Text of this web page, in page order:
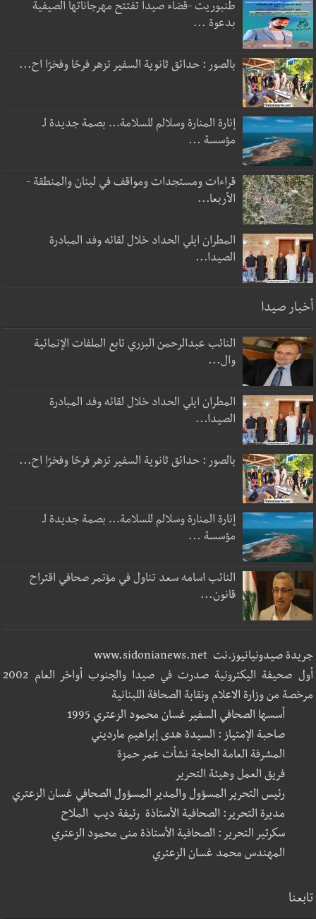
طنبوريت -قضاء صيدا تفتتح مهرجاناتها الصيفية
بدعوة ...
بالصور : حدائق ثانوية السفير تزهر فرحًا وفخرًا اح...
إنارة المنارة وسلالم للسلامة… بصمة جديدة لـ
مؤسسة ...
قراءات ومستجدات ومواقف في لبنان والمنطقة -
الأربعا...
المطران ايلي الحداد خلال لقائه وفد المبادرة
الصيدا...
أخبار صيدا
النائب عبدالرحمن البزري تابع الملفات الإنمائية
وال...
المطران ايلي الحداد خلال لقائه وفد المبادرة
الصيدا...
بالصور : حدائق ثانوية السفير تزهر فرحًا وفخرًا اح...
إنارة المنارة وسلالم للسلامة… بصمة جديدة لـ
مؤسسة ...
النائب اسامه سعد تناول في مؤتمر صحافي اقتراح
قانون...
جريدة صيدونيانيوز.نت www.sidonianews.net
أول صحيفة اليكترونية صدرت في صيدا والجنوب أواخر العام 2002
مرخصة من وزارة الاعلام ونقابة الصحافة اللبنانية
أسسها الصحافي السفير غسان محمود الزعتري 1995
صاحبة الإمتياز : السيدة هدى إبراهيم مارديني
المشرفة العامة الحاجة نشأت عمر حمزة
فريق العمل وهيئة التحرير
رئيس التحرير المسؤول والمدير المسؤول الصحافي غسان الزعتري
مديرة التحرير: الصحافية الأستاذة رئيفة ديب الملاح
سكرتير التحرير : الصحافية الأستاذة منى محمود الزعتري
المهندس محمد غسان الزعتري
تابعنا